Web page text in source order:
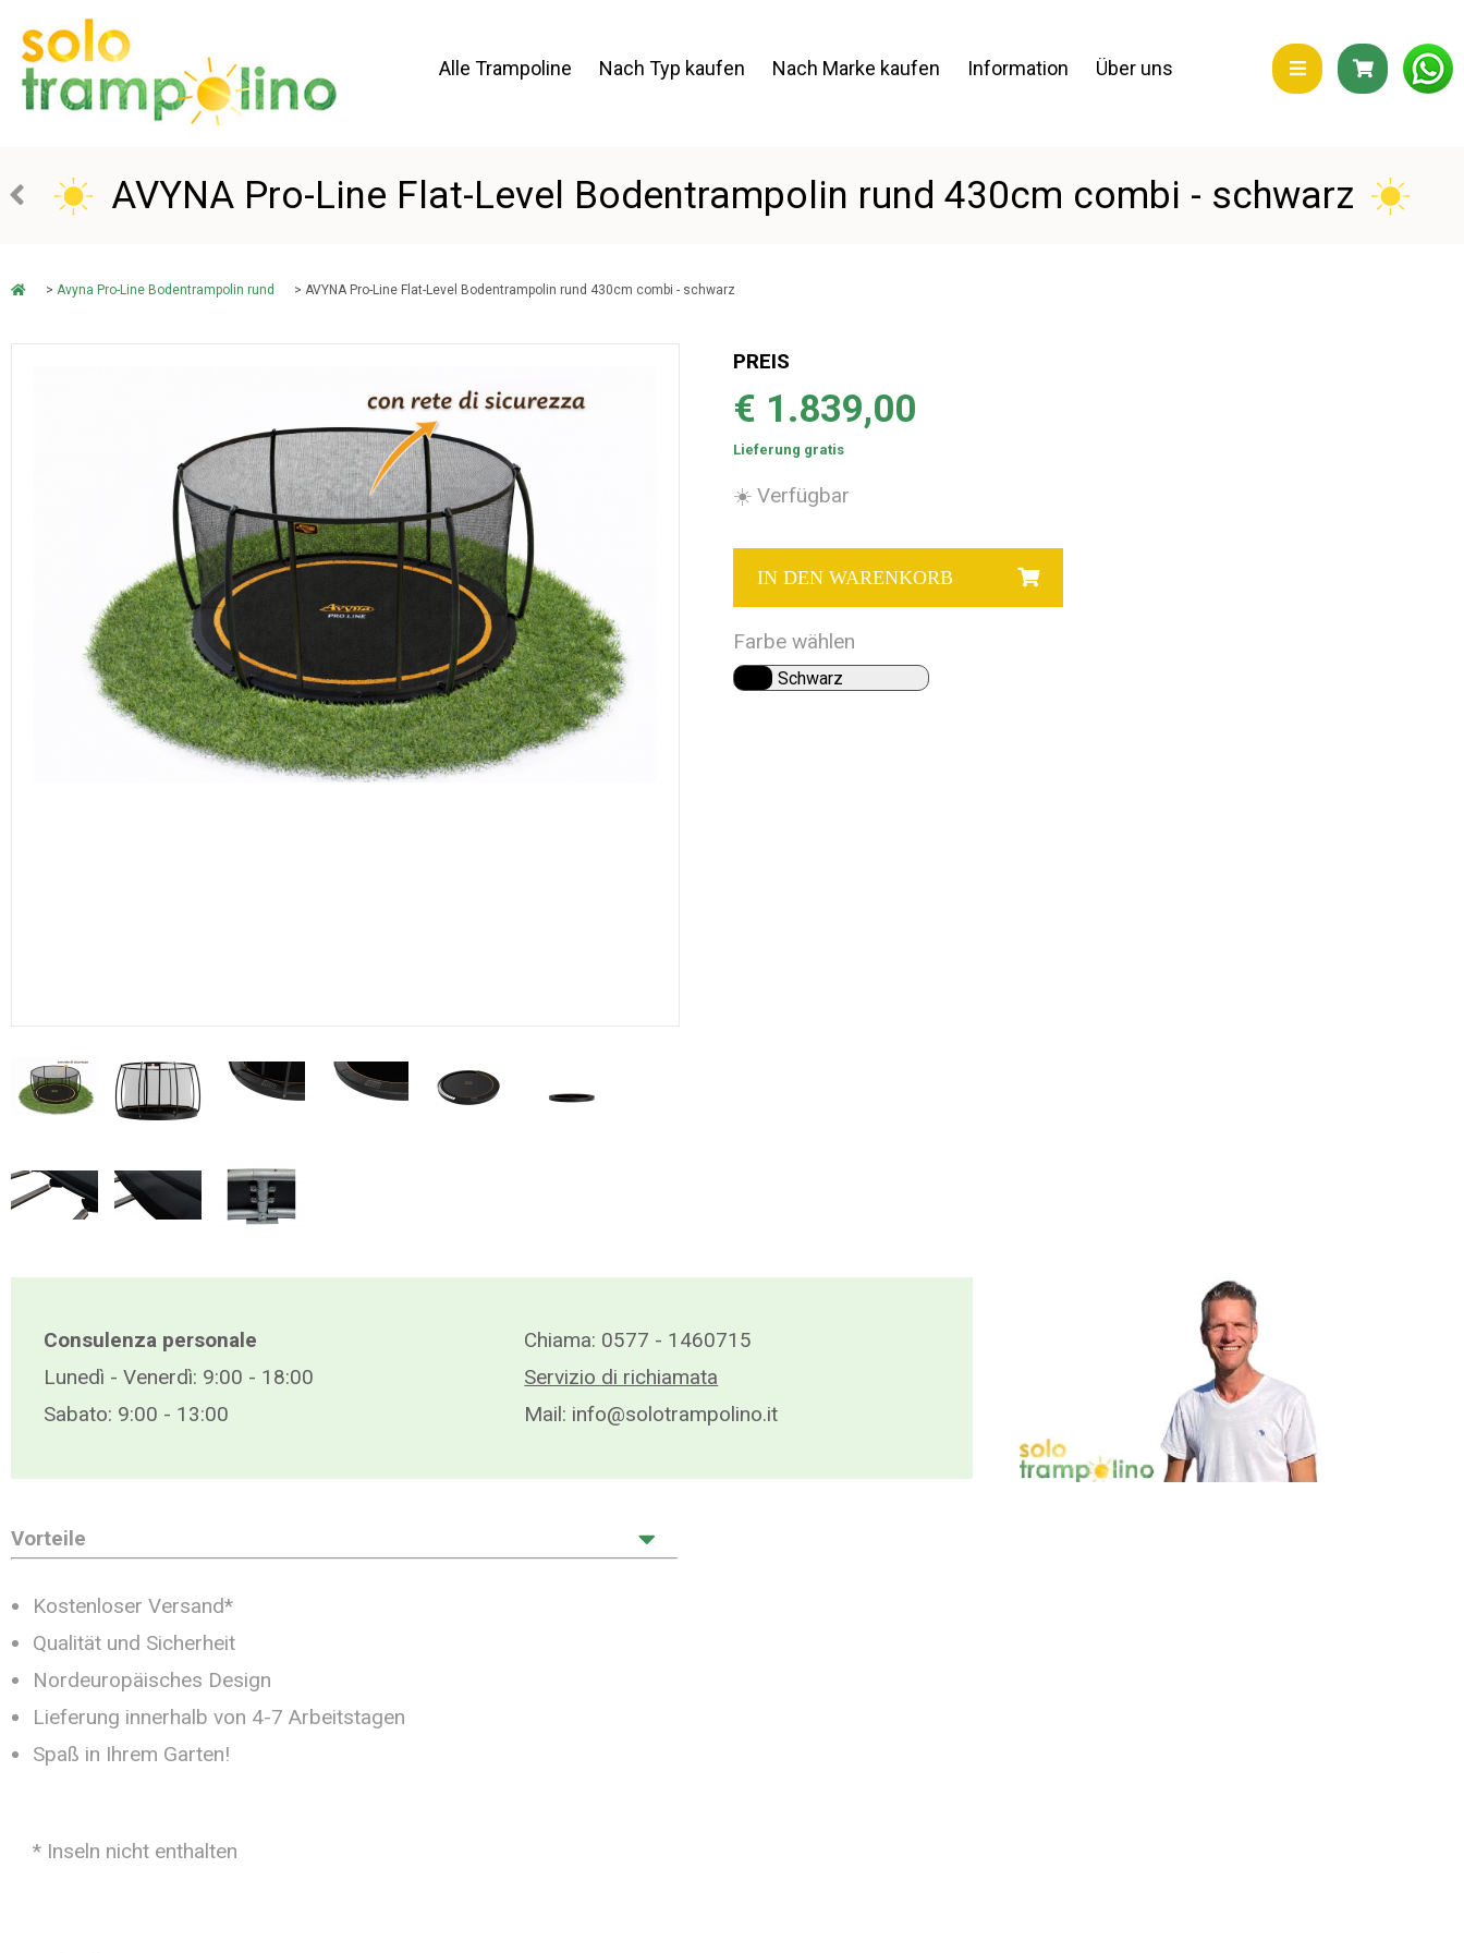
Alle Trampoline Nach Typ kaufen Nach Marke kaufen Information Über uns
AVYNA Pro-Line Flat-Level Bodentrampolin rund 430cm combi - schwarz
> Avyna Pro-Line Bodentrampolin rund > AVYNA Pro-Line Flat-Level Bodentrampolin rund 430cm combi - schwarz
PREIS
€ 1.839,00
Lieferung gratis
☀️ Verfügbar
IN DEN WARENKORB
Farbe wählen
Schwarz
Consulenza personale
Lunedì - Venerdì: 9:00 - 18:00
Sabato: 9:00 - 13:00
Chiama: 0577 - 1460715
Servizio di richiamata
Mail: info@solotrampolino.it
Vorteile
Kostenloser Versand*
Qualität und Sicherheit
Nordeuropäisches Design
Lieferung innerhalb von 4-7 Arbeitstagen
Spaß in Ihrem Garten!
* Inseln nicht enthalten